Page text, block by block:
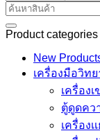
Search
for:
Product categories
New
เครื่องมือวิท
เครื่อง
ตู้ดูดคว
เครื่อง